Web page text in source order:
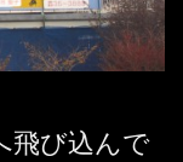
飛び込んで